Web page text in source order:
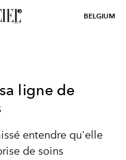
BELGIUM
ligne de
entendre qu'elle
de soins